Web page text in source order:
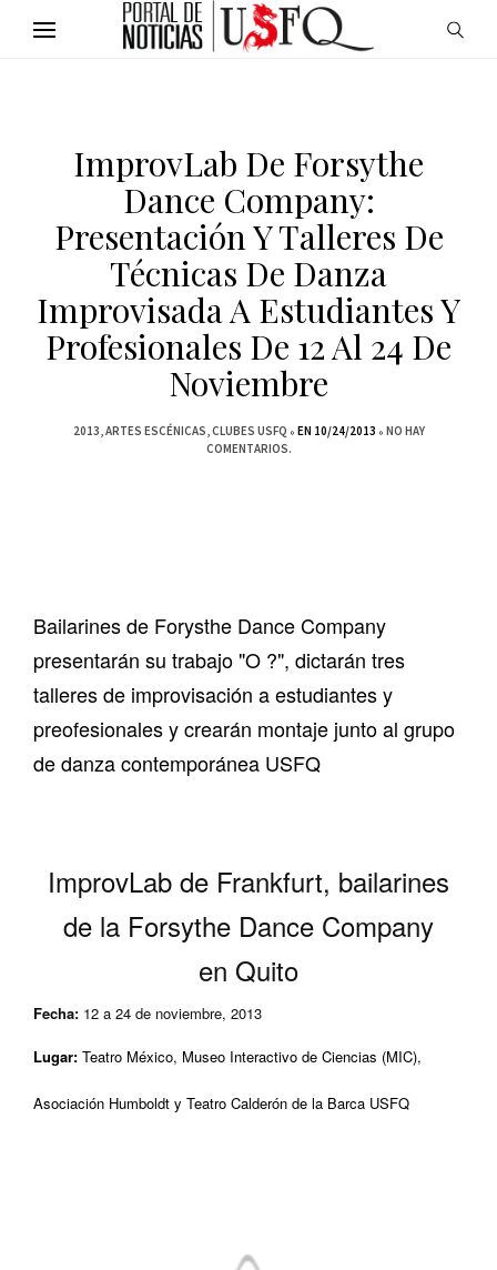
ImprovLab De Forsythe
Dance Company:
Presentación Y Talleres De
Técnicas De Danza
Improvisada A Estudiantes Y
Profesionales De 12 Al 24 De
Noviembre
2013 ARTES ESCÉNICAS CLUBES USFQ EN 10/24/2013
NO HAY
COMENTARIOS.
Bailarines de Forysthe Dance Company
presentarán su trabajo "O ?", dictarán tres
talleres de improvisación a estudiantes y
preofesionales y crearán montaje junto al grupo
de danza contemporánea USFQ
ImprovLab de Frankfurt, bailarines
de la Forsythe Dance Company
en Quito
Fecha: 12 a 24 de noviembre, 2013
Lugar: Teatro México, Museo Interactivo de Ciencias (MIC),
Asociación Humboldt y Teatro Calderón de la Barca USFQ